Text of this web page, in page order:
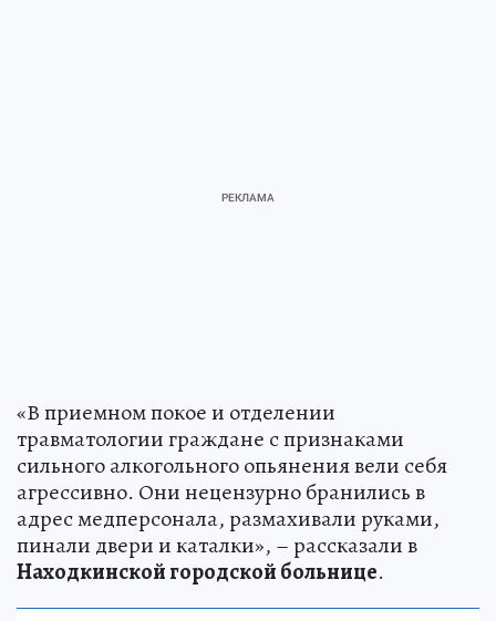
«В приемном покое и отделении
травматологии граждане с признаками
сильного алкогольного опьянения вели себя
агрессивно. Они нецензурно бранились в
адрес медперсонала, размахивали руками,
пинали двери и каталки», – рассказали в
Находкинской городской больнице.